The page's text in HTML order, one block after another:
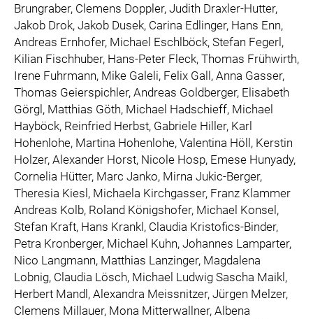
Brungraber, Clemens Doppler, Judith Draxler-Hutter,
Jakob Drok, Jakob Dusek, Carina Edlinger, Hans Enn,
Andreas Ernhofer, Michael Eschlböck, Stefan Fegerl,
Kilian Fischhuber, Hans-Peter Fleck, Thomas Frühwirth,
Irene Fuhrmann, Mike Galeli, Felix Gall, Anna Gasser,
Thomas Geierspichler, Andreas Goldberger, Elisabeth
Görgl, Matthias Göth, Michael Hadschieff, Michael
Hayböck, Reinfried Herbst, Gabriele Hiller, Karl
Hohenlohe, Martina Hohenlohe, Valentina Höll, Kerstin
Holzer, Alexander Horst, Nicole Hosp, Emese Hunyady,
Cornelia Hütter, Marc Janko, Mirna Jukic-Berger,
Theresia Kiesl, Michaela Kirchgasser, Franz Klammer
Andreas Kolb, Roland Königshofer, Michael Konsel,
Stefan Kraft, Hans Krankl, Claudia Kristofics-Binder,
Petra Kronberger, Michael Kuhn, Johannes Lamparter,
Nico Langmann, Matthias Lanzinger, Magdalena
Lobnig, Claudia Lösch, Michael Ludwig Sascha Maikl,
Herbert Mandl, Alexandra Meissnitzer, Jürgen Melzer,
Clemens Millauer, Mona Mitterwallner, Albena